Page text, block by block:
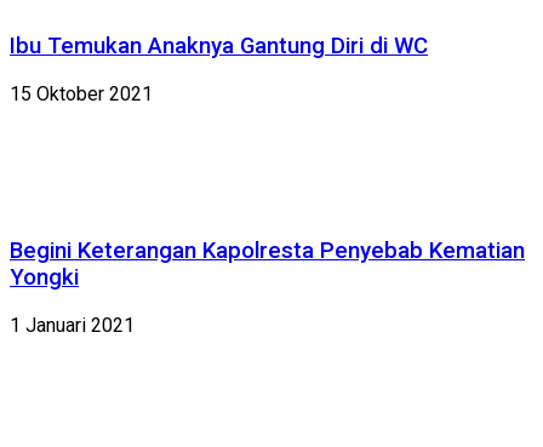
Ibu Temukan Anaknya Gantung Diri di WC
15 Oktober 2021
Begini Keterangan Kapolresta Penyebab Kematian
Yongki
1 Januari 2021